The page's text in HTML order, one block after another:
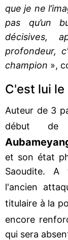
que je ne
pas qu’un
décisives,
profondeur,
champion »,
C'est lui
Auteur de 3
début
et son état
Saoudite.
l'ancien
titulaire à la
encore
qui sera